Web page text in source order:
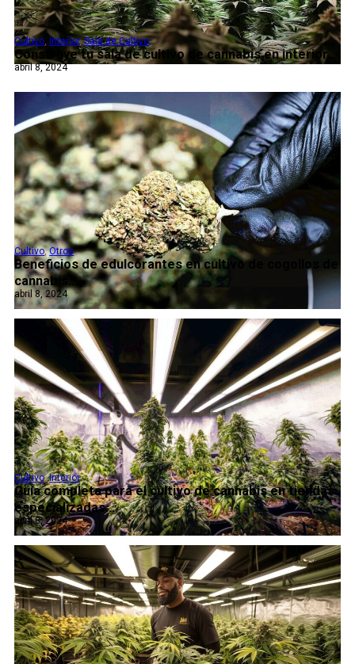
Construye tu sala de cultivo de cannabis en interior...
Cultivo ,Interior,Sala de Cultivo
abril 8, 2024
Beneficios de edulcorantes en cultivo de cogollos de
cannabis...
Cultivo,Otros
abril 8, 2024
Guía completa para el cultivo de cannabis en tiendas
especializadas...
Cultivo,Interior
abril 8, 2024